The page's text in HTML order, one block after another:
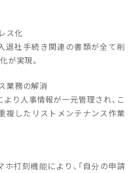
ス化
退社手続き関連の書類が全て削
が実現。
業務の解消
り人事情報が一元管理され、こ
複したリストメンテナンス作業
打刻機能により、「自分の申請